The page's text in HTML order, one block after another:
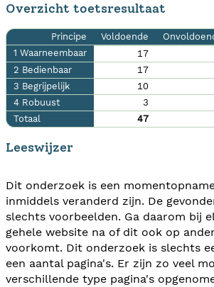
Overzicht toetsresultaat
Principe Voldoende
1 Waarneembaar
17
2 Bedienbaar
17
3 Begrijpelijk
10
4 Robuust
3
Totaal
47
Leeswijzer
Dit onderzoek is een
inmiddels veranderd zijn. De
slechts voorbeelden. Ga daarom bij
gehele website na of dit ook op
voorkomt. Dit onderzoek is slechts
een aantal pagina's. Er zijn zo veel
verschillende type pagina's